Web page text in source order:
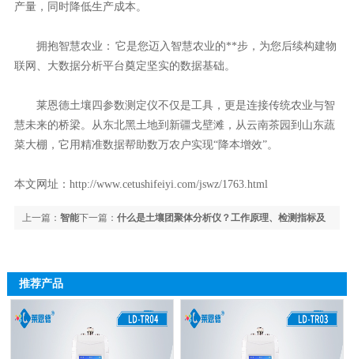
产量，同时降低生产成本。
拥抱智慧农业： 它是您迈入智慧农业的**步，为您后续构建物
联网、大数据分析平台奠定坚实的数据基础。
莱恩德土壤四参数测定仪不仅是工具，更是连接传统农业与智
慧未来的桥梁。从东北黑土地到新疆戈壁滩，从云南茶园到山东蔬
菜大棚，它用精准数据帮助数万农户实现“降本增效”。
本文网址： http://www.cetushifeiyi.com/jswz/1763.html
下一篇：什么是土壤团聚体分析仪？工作原理、检测指标及
上一篇： 智能
推荐产品